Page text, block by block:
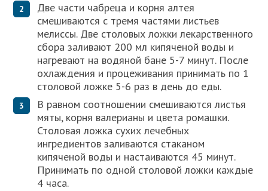
Две части чабреца и корня алтея
смешиваются с тремя частями листьев
мелиссы. Две столовых ложки лекарственного
сбора заливают 200 мл кипяченой воды и
нагревают на водяной бане 5-7 минут. После
охлаждения и процеживания принимать по 1
столовой ложке 5-6 раз в день до еды.
В равном соотношении смешиваются листья
мяты, корня валерианы и цвета ромашки.
Столовая ложка сухих лечебных
ингредиентов заливаются стаканом
кипяченой воды и настаиваются 45 минут.
Принимать по одной столовой ложки каждые
4 часа.